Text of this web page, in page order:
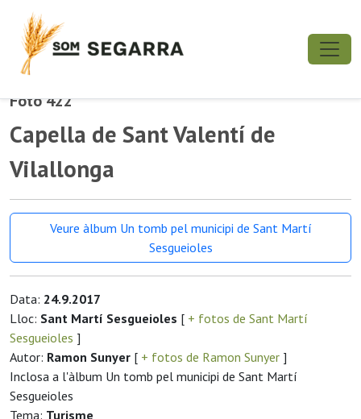
Foto 422
Capella de Sant Valentí de
Vilallonga
Veure àlbum Un tomb pel municipi de Sant Martí
Sesgueioles
Data: 24.9.2017
Lloc: Sant Martí Sesgueioles [ + fotos de Sant Martí
Sesgueioles ]
Autor: Ramon Sunyer [ + fotos de Ramon Sunyer ]
Inclosa a l'àlbum Un tomb pel municipi de Sant Martí
Sesgueioles
Tema: Turisme